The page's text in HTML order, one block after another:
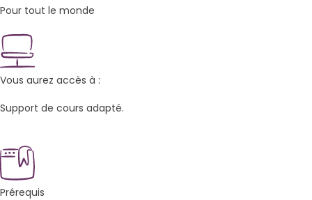
Pour tout le monde
Vous aurez accès à :
Support de cours adapté.
Prérequis